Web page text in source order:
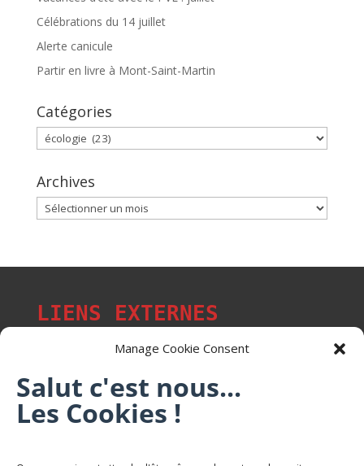
Manage Cookie Consent
Salut c'est nous...
Les Cookies !
Célébrations du 14 juillet
Alerte canicule
Partir en livre à Mont-Saint-Martin
Catégories
Catégories
Archives
Archives
LIENS EXTERNES
Les p'tits citoyens de Mont-Saint-Martin
Trail Saintmartinois Daniel FEITE